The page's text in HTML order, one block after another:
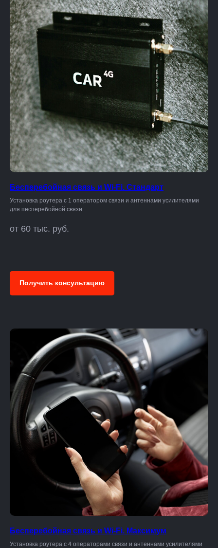
Бесперебойная связь и Wi-Fi. Стандарт
Установка роутера с 1 оператором связи и антеннами усилителями
для песперебойной связи
от 60 тыс. руб.
Получить консультацию
Бесперебойная связь и Wi-Fi. Максимум
Установка роутера с 4 операторами связи и антеннами усилителями